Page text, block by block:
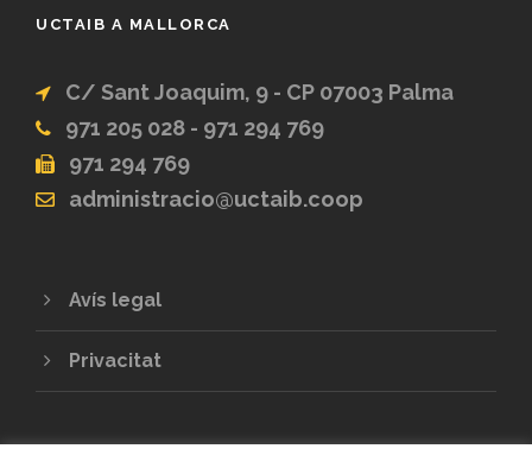
UCTAIB A MALLORCA
C/ Sant Joaquim, 9 - CP 07003 Palma
971 205 028 - 971 294 769
971 294 769
administracio@uctaib.coop
Avís legal
Privacitat